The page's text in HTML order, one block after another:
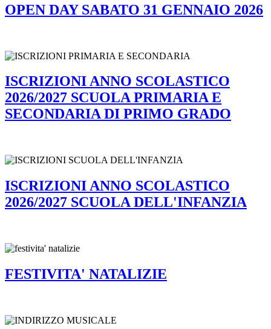
OPEN DAY SABATO 31 GENNAIO 2026
ISCRIZIONI ANNO SCOLASTICO
2026/2027 SCUOLA PRIMARIA E
SECONDARIA DI PRIMO GRADO
ISCRIZIONI ANNO SCOLASTICO
2026/2027 SCUOLA DELL'INFANZIA
FESTIVITA' NATALIZIE